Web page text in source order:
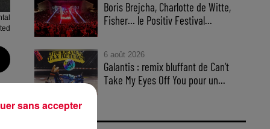
Boris Brejcha, Charlotte de Witte,
Fisher… le Positiv Festival...
6 août 2026
Galantis : remix bluffant de Can’t
Take My Eyes Off You pour un...
sans accepter